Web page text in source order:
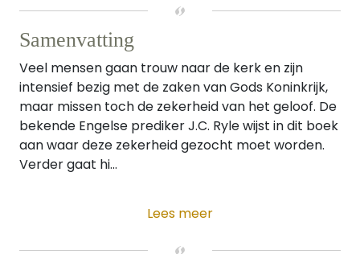
Samenvatting
Veel mensen gaan trouw naar de kerk en zijn
intensief bezig met de zaken van Gods Koninkrijk,
maar missen toch de zekerheid van het geloof. De
bekende Engelse prediker J.C. Ryle wijst in dit boek
aan waar deze zekerheid gezocht moet worden.
Verder gaat hi...
Lees meer